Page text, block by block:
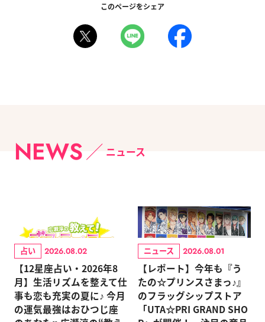
このページをシェア
NEWS ニュース
占い 2026.08.02
【12星座占い・2026年8
月】生活リズムを整えて仕
事も恋も充実の夏に♪ 今月
の運気最強はおひつじ座
ニュース 2026.08.01
【レポート】今年も『う
たの☆プリンスさまっ♪』
のフラッグシップストア
「UTA☆PRI GRAND SHO